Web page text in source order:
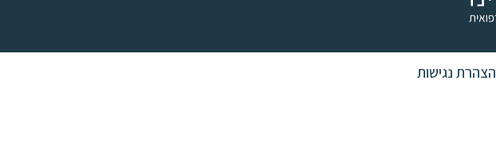
הצהרת נגישות